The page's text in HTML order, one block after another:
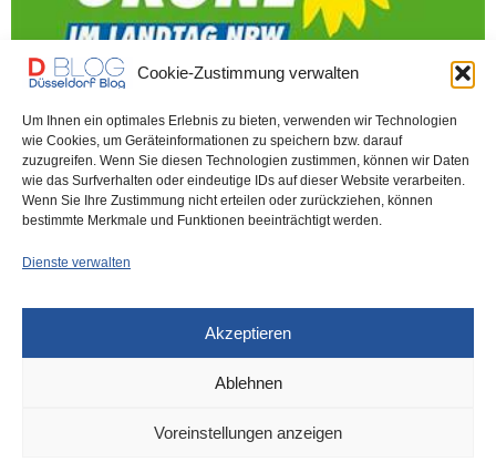
Cookie-Zustimmung verwalten
Um Ihnen ein optimales Erlebnis zu bieten, verwenden wir Technologien
wie Cookies, um Geräteinformationen zu speichern bzw. darauf
zuzugreifen. Wenn Sie diesen Technologien zustimmen, können wir Daten
wie das Surfverhalten oder eindeutige IDs auf dieser Website verarbeiten.
Wenn Sie Ihre Zustimmung nicht erteilen oder zurückziehen, können
bestimmte Merkmale und Funktionen beeinträchtigt werden.
Dienste verwalten
Akzeptieren
Ablehnen
Voreinstellungen anzeigen
DÜSSELDORF VOR 1 MONAT
NRW-Grüne fordern: Merz soll was
gegen die Hitze unternehmen
Die Grünen in NRW wollen die vergangene Hitzewelle politisch